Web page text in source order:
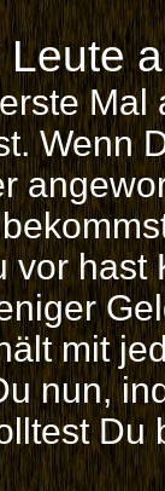
Wenn
vor
mit
nun,
Du